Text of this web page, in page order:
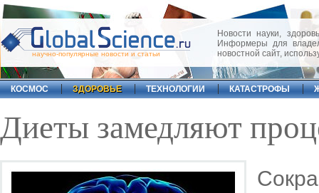
научно-популярные новости и статьи
Новости науки,
Информеры для
новостной сайт,
КОСМОС ЗДОРОВЬЕ ТЕХНОЛОГИИ КАТАСТРОФЫ
Диеты замедляют